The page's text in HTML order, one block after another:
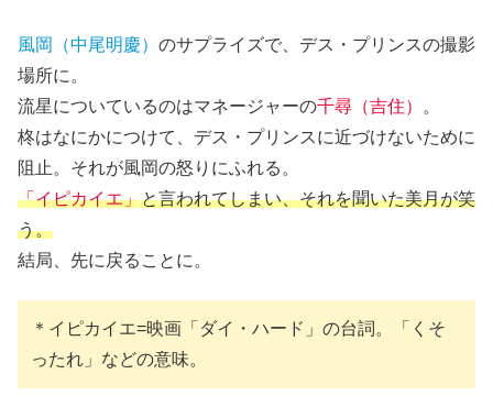
風岡（中尾明慶） のサプライズで、デス・プリンスの撮影
場所に。
流星についているのはマネージャーの千尋（吉住）
。
柊はなにかにつけて、デス・プリンスに近づけないために
阻止。それが風岡の怒りにふれる。
「イピカイエ」と言われてしまい、それを聞いた美月が笑
う。
結局、先に戻ることに。
＊イピカイエ=映画「ダイ・ハード」の台詞。「くそ
ったれ」などの意味。